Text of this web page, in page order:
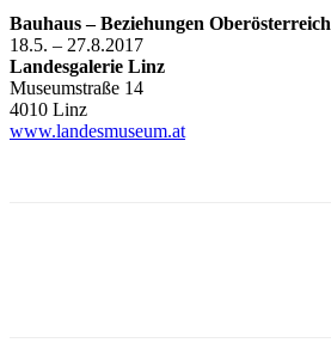
Bauhaus – Beziehungen Oberösterreich
18.5. – 27.8.2017
Landesgalerie Linz
Museumstraße 14
4010 Linz
www.landesmuseum.at